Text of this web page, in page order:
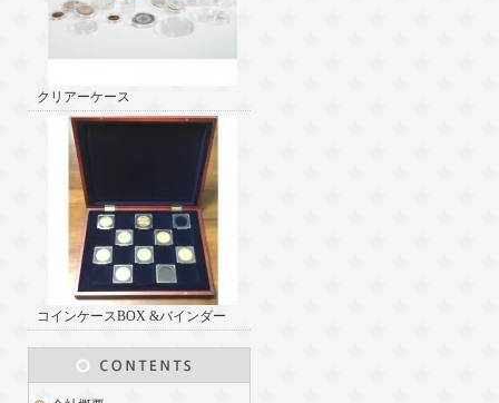
クリアーケース
コインケースBOX &バインダー